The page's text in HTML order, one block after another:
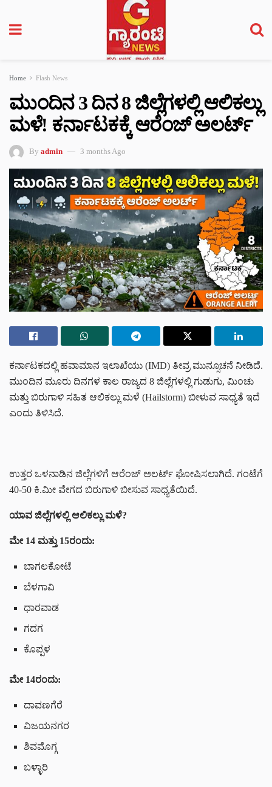
Home Flash News
ಮುಂದಿನ 3 ದಿನ 8 ಜಿಲ್ಲೆಗಳಲ್ಲಿ ಆಲಿಕಲ್ಲು
ಮಳೆ! ಕರ್ನಾಟಕಕ್ಕೆ ಆರೆಂಜ್ ಅಲರ್ಟ್
By admin 3 months Ago
ಕರ್ನಾಟಕದಲ್ಲಿ ಹವಾಮಾನ ಇಲಾಖೆಯು (IMD) ತೀವ್ರ ಮುನ್ಸೂಚನೆ ನೀಡಿದೆ.
ಮುಂದಿನ ಮೂರು ದಿನಗಳ ಕಾಲ ರಾಜ್ಯದ 8 ಜಿಲ್ಲೆಗಳಲ್ಲಿ ಗುಡುಗು, ಮಿಂಚು
ಮತ್ತು ಬಿರುಗಾಳಿ ಸಹಿತ ಆಲಿಕಲ್ಲು ಮಳೆ (Hailstorm) ಬೀಳುವ ಸಾಧ್ಯತೆ ಇದೆ
ಎಂದು ತಿಳಿಸಿದೆ.
ಉತ್ತರ ಒಳನಾಡಿನ ಜಿಲ್ಲೆಗಳಿಗೆ ಆರೆಂಜ್ ಅಲರ್ಟ್ ಘೋಷಿಸಲಾಗಿದೆ. ಗಂಟೆಗೆ
40-50 ಕಿ.ಮೀ ವೇಗದ ಬಿರುಗಾಳಿ ಬೀಸುವ ಸಾಧ್ಯತೆಯಿದೆ.
ಯಾವ ಜಿಲ್ಲೆಗಳಲ್ಲಿ ಆಲಿಕಲ್ಲು ಮಳೆ?
ಮೇ 14 ಮತ್ತು 15ರಂದು:
ಬಾಗಲಕೋಟೆ
ಬೆಳಗಾವಿ
ಧಾರವಾಡ
ಗದಗ
ಕೊಪ್ಪಳ
ಮೇ 14ರಂದು:
ದಾವಣಗೆರೆ
ವಿಜಯನಗರ
ಶಿವಮೊಗ್ಗ
ಬಳ್ಳಾರಿ